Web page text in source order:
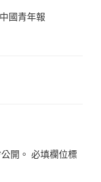
國青年報
開。 必填欄位標